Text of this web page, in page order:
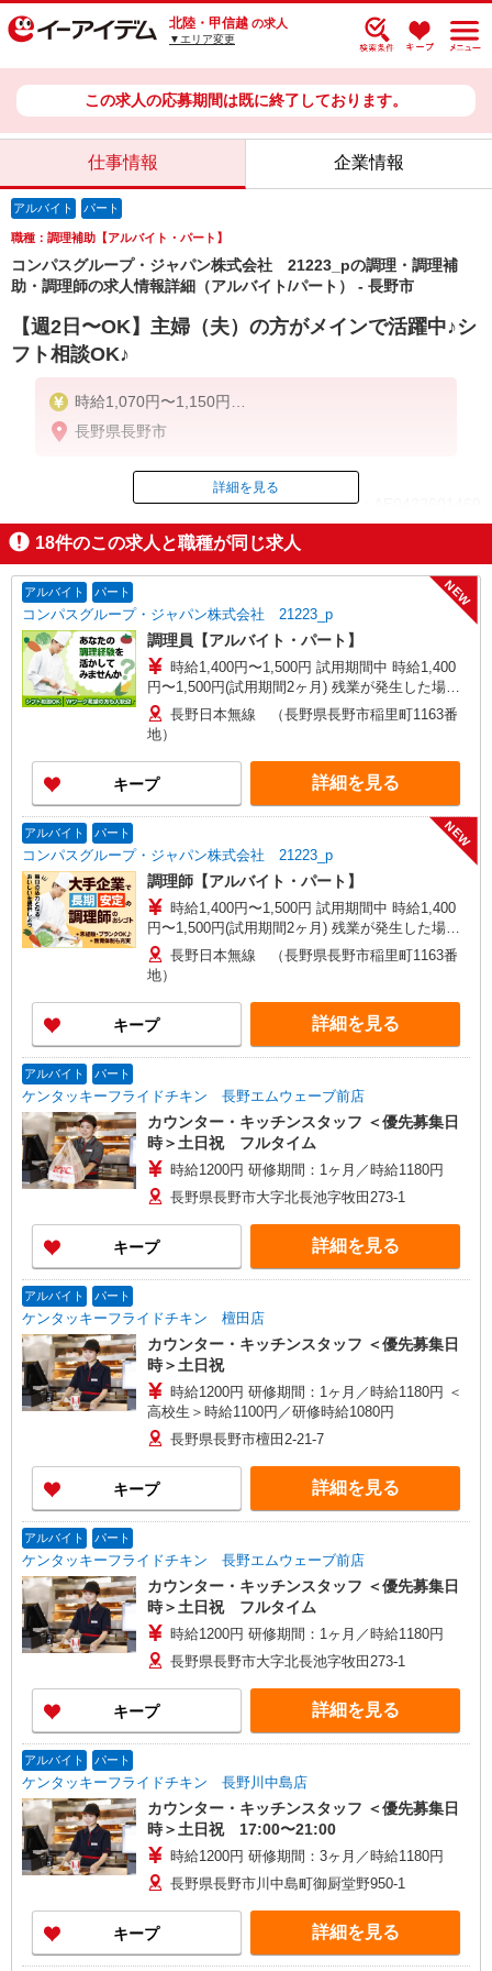
北陸・甲信越 の求人
▼エリア変更
この求人の応募期間は既に終了しております。
仕事情報 企業情報
アルバイト パート
職種：調理補助【アルバイト・パート】
コンパスグループ・ジャパン株式会社 21223_pの調理・調理補
助・調理師の求人情報詳細（アルバイト/パート） - 長野市
【週2日〜OK】主婦（夫）の方がメインで活躍中♪シ
フト相談OK♪
時給1,070円〜1,150円
残業が発生した場合、残業代を1分単位で別途支給し
長野県長野市
ID：AE0422601469
掲載期間終了
詳細を見る
18件のこの求人と職種が同じ求人
アルバイト パート
コンパスグループ・ジャパン株式会社 21223_p
NEW
調理員【アルバイト・パート】
時給1,400円〜1,500円 試用期間中 時給1,400
円〜1,500円(試用期間2ヶ月) 残業が発生した場
合、残業代を1分単位で別途支給します。
長野日本無線 （長野県長野市稲里町1163番
地）
キープ 詳細を見る
アルバイト パート
コンパスグループ・ジャパン株式会社 21223_p
NEW
調理師【アルバイト・パート】
時給1,400円〜1,500円 試用期間中 時給1,400
円〜1,500円(試用期間2ヶ月) 残業が発生した場
合、残業代を1分単位で別途支給します。
長野日本無線 （長野県長野市稲里町1163番
地）
キープ 詳細を見る
アルバイト パート
ケンタッキーフライドチキン 長野エムウェーブ前店
カウンター・キッチンスタッフ ＜優先募集日
時＞土日祝 フルタイム
時給1200円 研修期間：1ヶ月／時給1180円
長野県長野市大字北長池字牧田273-1
キープ 詳細を見る
アルバイト パート
ケンタッキーフライドチキン 檀田店
カウンター・キッチンスタッフ ＜優先募集日
時＞土日祝
時給1200円 研修期間：1ヶ月／時給1180円 ＜
高校生＞時給1100円／研修時給1080円
長野県長野市檀田2-21-7
キープ 詳細を見る
アルバイト パート
ケンタッキーフライドチキン 長野エムウェーブ前店
カウンター・キッチンスタッフ ＜優先募集日
時＞土日祝 フルタイム
時給1200円 研修期間：1ヶ月／時給1180円
長野県長野市大字北長池字牧田273-1
キープ 詳細を見る
アルバイト パート
ケンタッキーフライドチキン 長野川中島店
カウンター・キッチンスタッフ ＜優先募集日
時＞土日祝 17:00〜21:00
時給1200円 研修期間：3ヶ月／時給1180円
長野県長野市川中島町御厨堂野950-1
キープ 詳細を見る